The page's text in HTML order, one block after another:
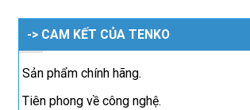
-> CAM KẾT CỦA TENKO
Sản phẩm chính hãng.
Tiên phong về công nghệ.